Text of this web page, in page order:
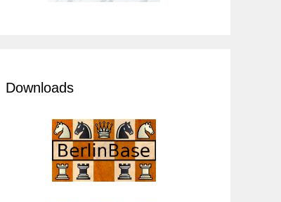
Downloads